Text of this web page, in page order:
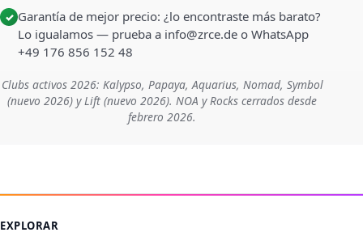
✓ Garantía de mejor precio: ¿lo encontraste más barato?
Lo igualamos — prueba a info@zrce.de o WhatsApp
+49 176 856 152 48
Clubs activos 2026: Kalypso, Papaya, Aquarius, Nomad, Symbol
(nuevo 2026) y Lift (nuevo 2026). NOA y Rocks cerrados desde
febrero 2026.
EXPLORAR